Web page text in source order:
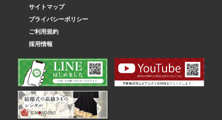
サイトマップ
プライバシーポリシー
ご利用規約
採用情報